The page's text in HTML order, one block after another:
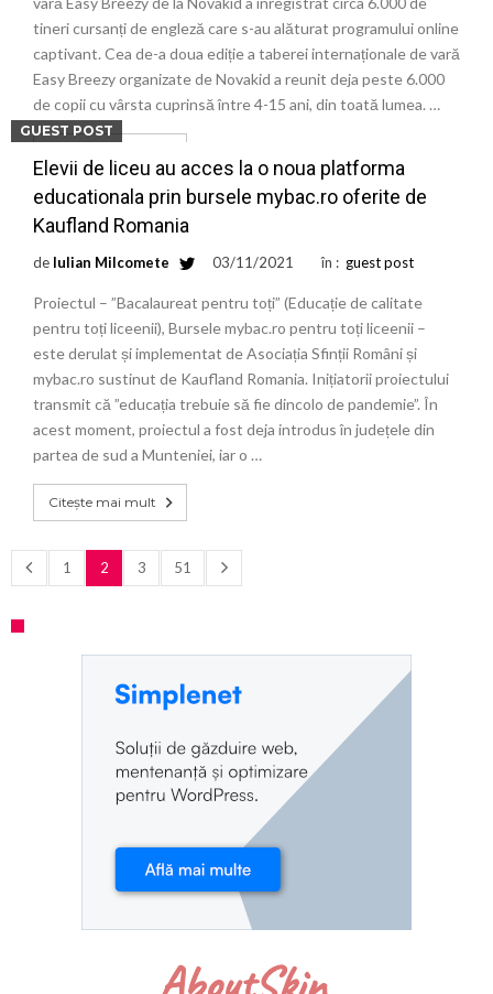
tineri cursanți de engleză care s-au alăturat programului online
captivant. Cea de-a doua ediție a taberei internaționale de vară
Easy Breezy organizate de Novakid a reunit deja peste 6.000
de copii cu vârsta cuprinsă între 4-15 ani, din toată lumea. …
GUEST POST
Elevii de liceu au acces la o noua platforma
educationala prin bursele mybac.ro oferite de
Kaufland Romania
de Iulian Milcomete 03/11/2021 în : guest post
Proiectul – ”Bacalaureat pentru toți” (Educație de calitate
pentru toți liceenii), Bursele mybac.ro pentru toți liceenii –
este derulat și implementat de Asociația Sfinții Români și
mybac.ro sustinut de Kaufland Romania. Inițiatorii proiectului
transmit că ”educația trebuie să fie dincolo de pandemie”. În
acest moment, proiectul a fost deja introdus în județele din
partea de sud a Munteniei, iar o …
Citește mai mult
1 2 3 51